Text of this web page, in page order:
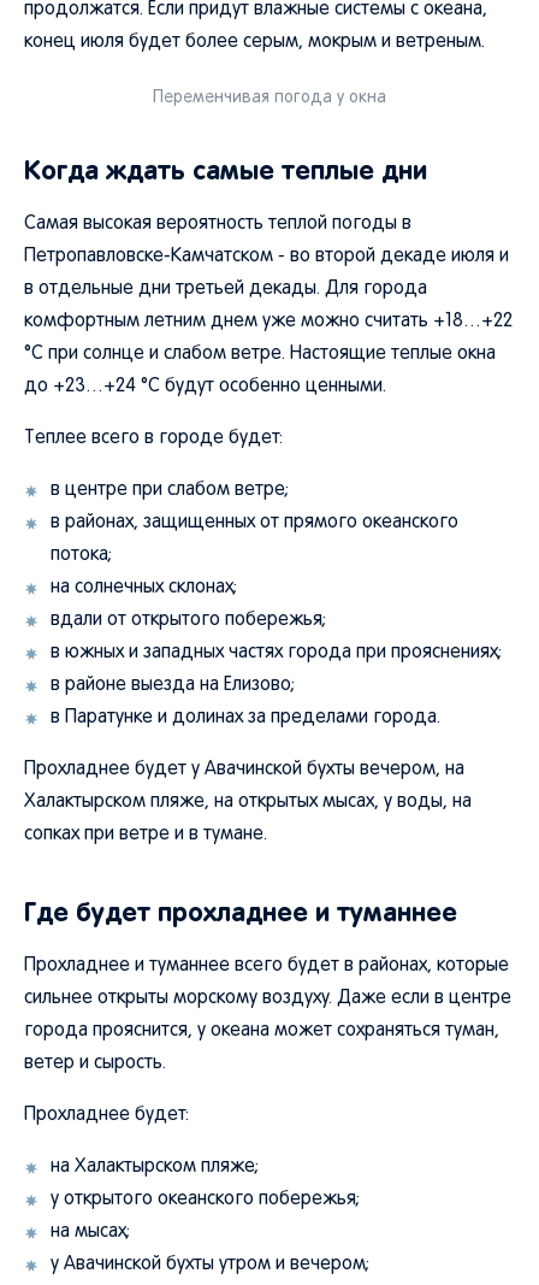
продолжатся. Если придут влажные системы с океана,
конец июля будет более серым, мокрым и ветреным.
Переменчивая погода у окна
Когда ждать самые теплые дни
Самая высокая вероятность теплой погоды в
Петропавловске-Камчатском - во второй декаде июля и
в отдельные дни третьей декады. Для города
комфортным летним днем уже можно считать +18…+22
°C при солнце и слабом ветре. Настоящие теплые окна
до +23…+24 °C будут особенно ценными.
Теплее всего в городе будет:
в центре при слабом ветре;
в районах, защищенных от прямого океанского
потока;
на солнечных склонах;
вдали от открытого побережья;
в южных и западных частях города при прояснениях;
в районе выезда на Елизово;
в Паратунке и долинах за пределами города.
Прохладнее будет у Авачинской бухты вечером, на
Халактырском пляже, на открытых мысах, у воды, на
сопках при ветре и в тумане.
Где будет прохладнее и туманнее
Прохладнее и туманнее всего будет в районах, которые
сильнее открыты морскому воздуху. Даже если в центре
города прояснится, у океана может сохраняться туман,
ветер и сырость.
Прохладнее будет:
на Халактырском пляже;
у открытого океанского побережья;
на мысах;
у Авачинской бухты утром и вечером;